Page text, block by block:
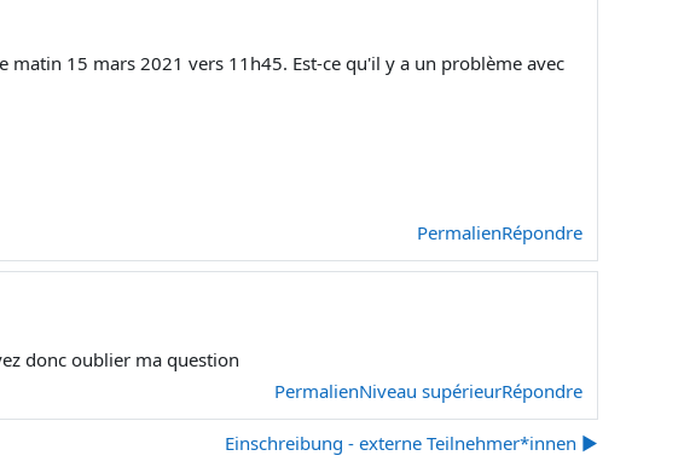
matin 15 mars 2021 vers 11h45. Est-ce qu'il y a un problème avec
PermalienRépondre
donc oublier ma question
PermalienNiveau supérieurRépondre
Einschreibung - externe Teilnehmer*innen ▶︎